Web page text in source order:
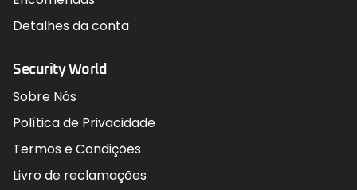
Detalhes da conta
Security World
Sobre Nós
Política de Privacidade
Termos e Condições
Livro de reclamações